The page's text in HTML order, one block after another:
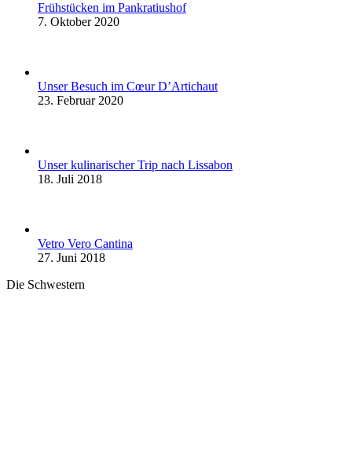
Frühstücken im Pankratiushof
7. Oktober 2020
Unser Besuch im Cœur D’Artichaut
23. Februar 2020
Unser kulinarischer Trip nach Lissabon
18. Juli 2018
Vetro Vero Cantina
27. Juni 2018
Die Schwestern